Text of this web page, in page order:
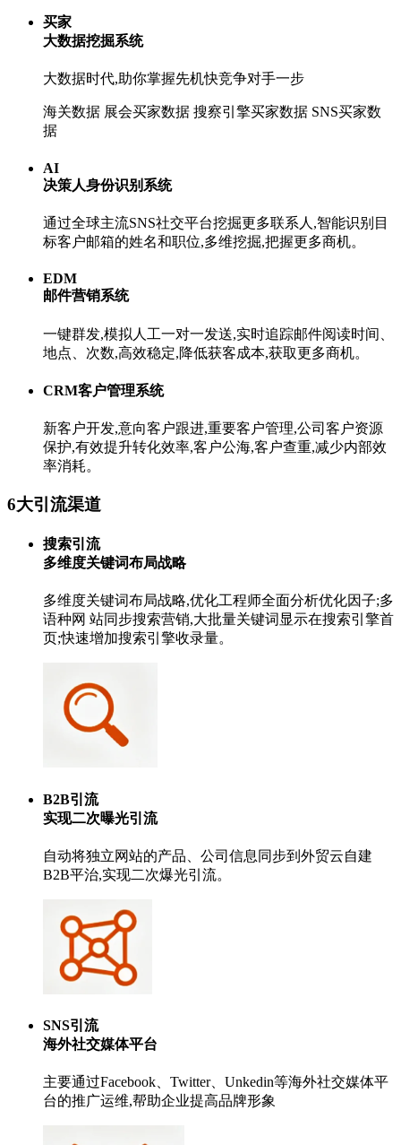
买家
大数据挖掘系统
大数据时代,助你掌握先机快竞争对手一步
海关数据 展会买家数据 搜察引擎买家数据 SNS买家数
据
AI
决策人身份识别系统
通过全球主流SNS社交平台挖掘更多联系人,智能识别目
标客户邮箱的姓名和职位,多维挖掘,把握更多商机。
EDM
邮件营销系统
一键群发,模拟人工一对一发送,实时追踪邮件阅读时间、
地点、次数,高效稳定,降低获客成本,获取更多商机。
CRM客户管理系统
新客户开发,意向客户跟进,重要客户管理,公司客户资源
保护,有效提升转化效率,客户公海,客户查重,减少内部效
率消耗。
6大引流渠道
搜索引流
多维度关键词布局战略
多维度关键词布局战略,优化工程师全面分析优化因子;多
语种网 站同步搜索营销,大批量关键词显示在搜索引擎首
页;快速增加搜索引擎收录量。
B2B引流
实现二次曝光引流
自动将独立网站的产品、公司信息同步到外贸云自建
B2B平治,实现二次爆光引流。
SNS引流
海外社交媒体平台
主要通过Facebook、Twitter、Unkedin等海外社交媒体平
台的推广运维,帮助企业提高品牌形象